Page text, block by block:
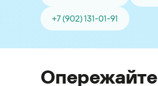
+7 (902) 131-01-91
Опережайте